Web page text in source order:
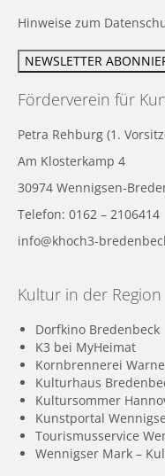
Hinweise zum
Förderverein für
Petra Rehburg (1.
Am Klosterkamp 4
30974 Wennigsen-
Telefon: 0162 – 2106414
info@khoch3-
Kultur in der Region
Dorfkino Bredenbeck
K3 bei MyHeimat
Kornbrennerei
Kulturhaus
Kultursommer
Kunstportal
Tourismusservice
Wennigser Mark –